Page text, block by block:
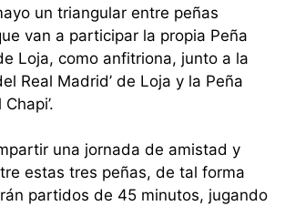
un triangular entre peñas
van a participar la propia Peña
Loja, como anfitriona, junto a la
Real Madrid’ de Loja y la Peña
una jornada de amistad y
estas tres peñas, de tal forma
partidos de 45 minutos, jugando